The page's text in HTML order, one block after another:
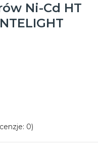
Ni-Cd HT
0)